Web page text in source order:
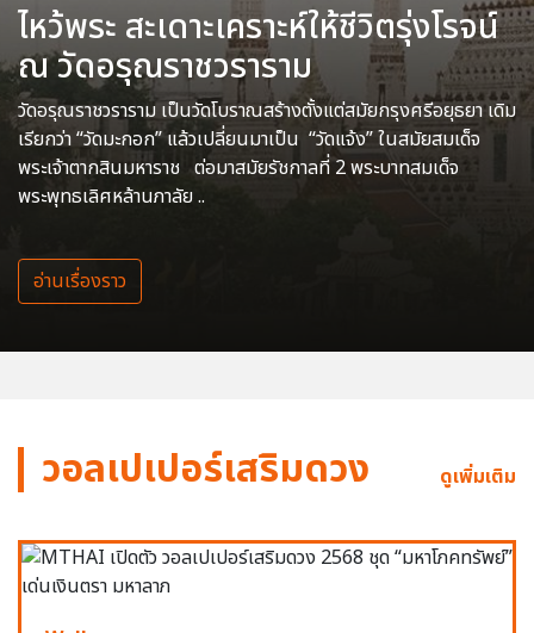
ไหว้พระ สะเดาะเคราะห์ให้ชีวิตรุ่งโรจน์
ณ วัดอรุณราชวราราม
วัดอรุณราชวราราม เป็นวัดโบราณสร้างตั้งแต่สมัยกรุงศรีอยุธยา เดิม
เรียกว่า “วัดมะกอก” แล้วเปลี่ยนมาเป็น “วัดแจ้ง” ในสมัยสมเด็จ
พระเจ้าตากสินมหาราช ต่อมาสมัยรัชกาลที่ 2 พระบาทสมเด็จ
พระพุทธเลิศหล้านภาลัย ..
อ่านเรื่องราว
วอลเปเปอร์เสริมดวง ดูเพิ่มเติม